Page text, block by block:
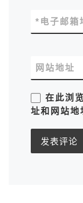
电子邮箱
*
网站地址
在此浏
址和网站地